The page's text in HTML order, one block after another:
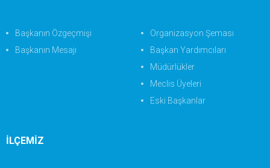
Başkanın Özgeçmişi
Başkanın Mesajı
Organizasyon Şeması
Başkan Yardımcıları
Müdürlükler
Meclis Üyeleri
Eski Başkanlar
İLÇEMİZ